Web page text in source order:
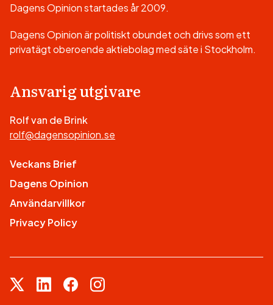
Dagens Opinion startades år 2009.
Dagens Opinion är politiskt obundet och drivs som ett
privatägt oberoende aktiebolag med säte i Stockholm.
Ansvarig utgivare
Rolf van de Brink
rolf@dagensopinion.se
Veckans Brief
Dagens Opinion
Användarvillkor
Privacy Policy